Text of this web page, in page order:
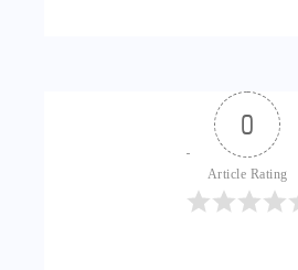
0
Article Rating